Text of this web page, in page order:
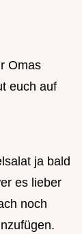
Omas
euch auf
ja bald
es lieber
noch